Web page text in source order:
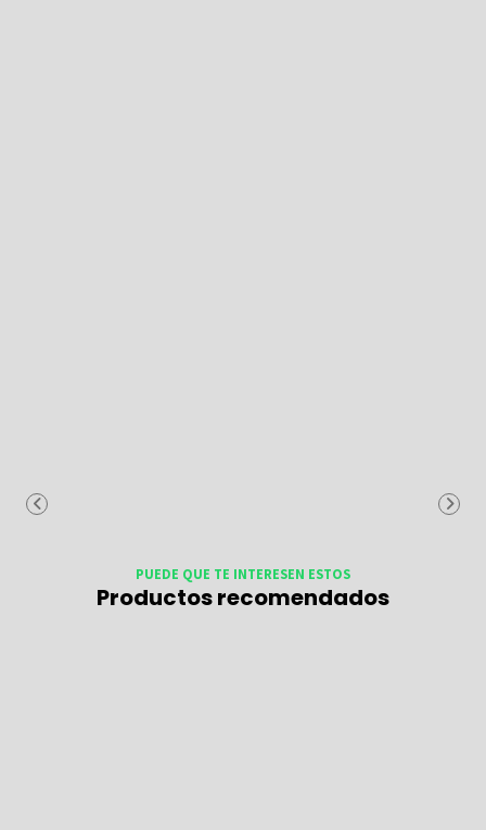
PUEDE QUE TE INTERESEN ESTOS
Productos recomendados